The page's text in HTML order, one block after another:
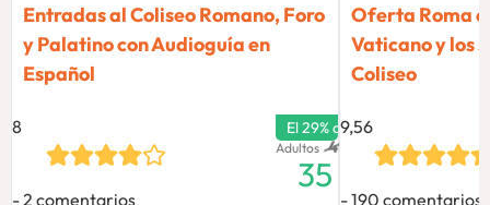
Entradas al Coliseo Romano, Foro
y Palatino con Audioguía en
Español
8
2 comentarios
Adultos 49
35
El 29% de descuento termina
Oferta Roma
Vaticano y los
Coliseo
9,56
190 comentarios